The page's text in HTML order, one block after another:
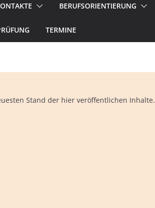
BERUFSORIENTIERUNG
TERMINE
Stand der hier veröffentlichen Inhalte.